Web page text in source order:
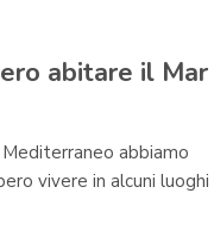
abitare il Mar
abbiamo
vivere in alcuni luoghi